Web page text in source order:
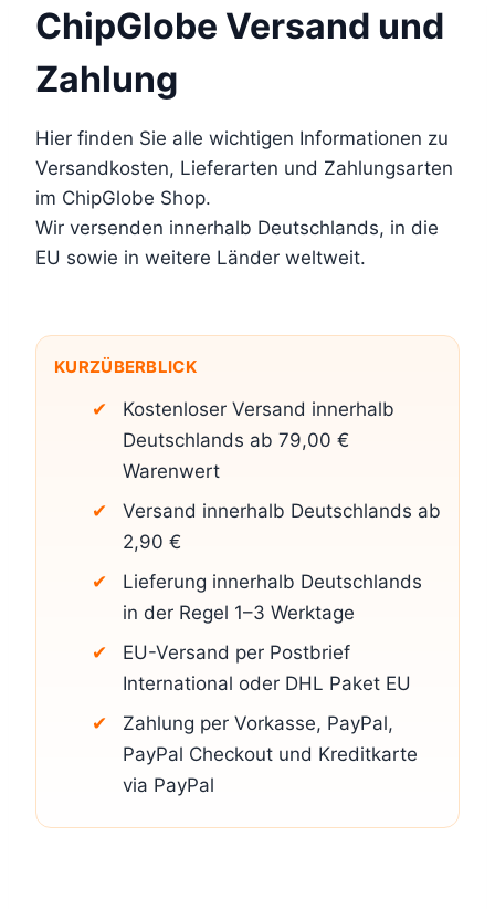
ChipGlobe Versand und
Zahlung
Hier finden Sie alle wichtigen Informationen zu
Versandkosten, Lieferarten und Zahlungsarten
im ChipGlobe Shop.
Wir versenden innerhalb Deutschlands, in die
EU sowie in weitere Länder weltweit.
KURZÜBERBLICK
Kostenloser Versand innerhalb
Deutschlands ab 79,00 €
Warenwert
Versand innerhalb Deutschlands ab
2,90 €
Lieferung innerhalb Deutschlands
in der Regel 1–3 Werktage
EU-Versand per Postbrief
International oder DHL Paket EU
Zahlung per Vorkasse, PayPal,
PayPal Checkout und Kreditkarte
via PayPal